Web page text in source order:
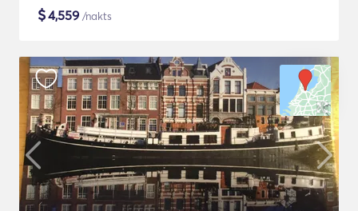
$4,559 /nakts